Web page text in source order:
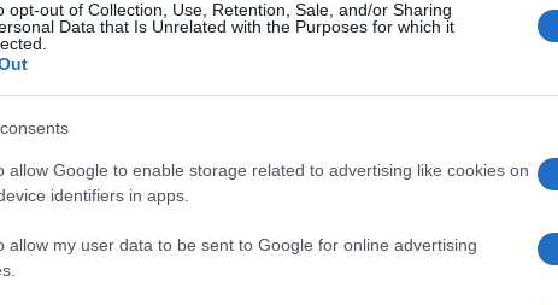
opt-out of Collection, Use, Retention, Sale, and/or Sharing
Data that Is Unrelated with the Purposes for which it
allow Google to enable storage related to advertising like cookies on
identifiers in apps.
allow my user data to be sent to Google for online advertising
dando vita a risultati nuovi ma che
Pass
negazionisti, No Vax.
vecchia) veste si riscoprono dogmatici di
giusto criticare.
oggi vengono ridicolizzati
a che fare con No Vax o fascisti.